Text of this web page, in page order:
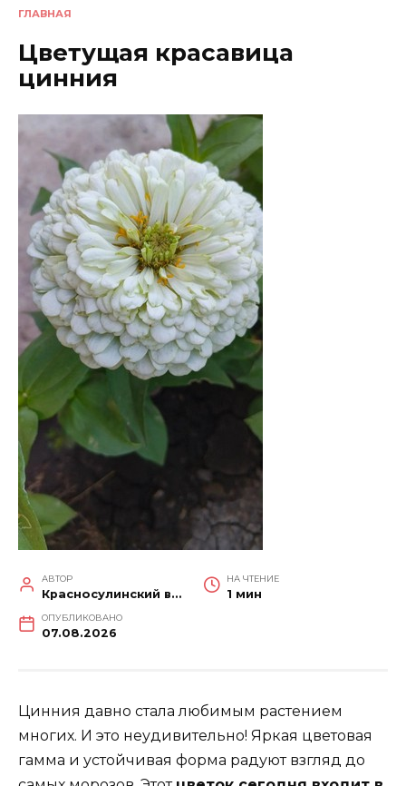
ГЛАВНАЯ
Цветущая красавица
цинния
АВТОР
Красносулинский вестник
НА ЧТЕНИЕ
1 мин
ОПУБЛИКОВАНО
07.08.2026
Цинния давно стала любимым растением
многих. И это неудивительно! Яркая цветовая
гамма и устойчивая форма радуют взгляд до